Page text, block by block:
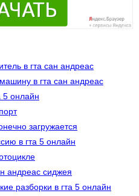
в гта сан андреас
в гта сан андреас
5 онлайн
загружается
в гта 5 онлайн
андреас сиджея
разборки в гта 5 онлайн